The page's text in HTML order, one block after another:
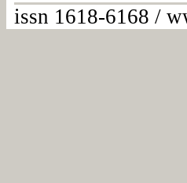
issn 1618-6168 /